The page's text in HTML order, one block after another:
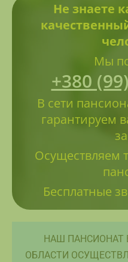
Не знаете
Мы
+380
В сети
гарантируем
Осуществляем
Бесплатные
НАШ ПАНСИОНАТ
ОБЛАСТИ